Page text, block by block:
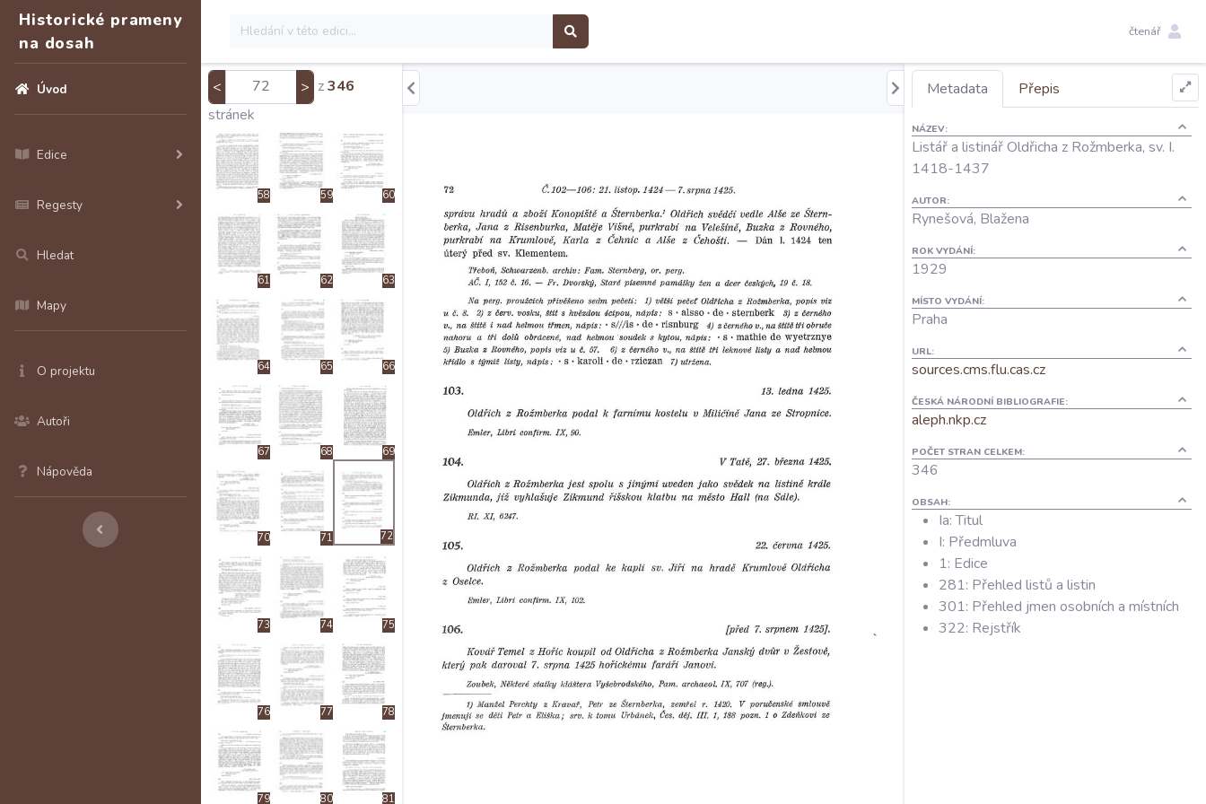
Historické prameny
na dosah
Úvod
Edice
Regesty
Hledat
Mapy
O projektu
Autoři
Nápověda
čtenář
< > z346
stránek
58 59 60
61 62 63
64 65 66
67 68 69
70 71 72
73 74 75
76 77 78
79 80 81
Metadata Přepis
NÁZEV:
Listář a listinář Oldřicha z Rožmberka, sv. I.
1418-1437
AUTOR:
Rynešová, Blažena
ROK VYDÁNÍ:
1929
MÍSTO VYDÁNÍ:
Praha
URL:
sources.cms.flu.cas.cz
ČESKÁ NÁRODNÍ BIBLIOGRAFIE:
aleph.nkp.cz
POČET STRAN CELKEM:
346
OBSAH:
Ia: Titul
I: Předmluva
1: Edice
281: Přehled listů a listin
301: Přehled jmen osobních a místních
322: Rejstřík